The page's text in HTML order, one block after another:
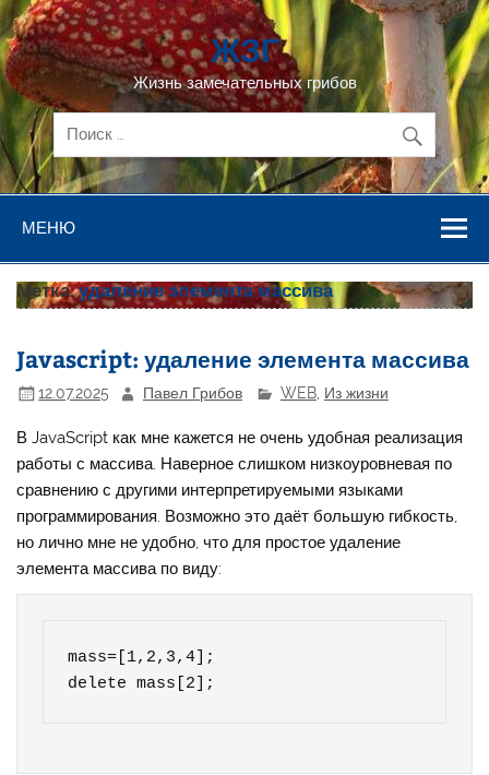
Перейти
к
содержимому
ЖЗГ
Жизнь замечательных грибов
МЕНЮ
Метка:удаление элемента массива
Javascript: удаление элемента массива
12.07.2025 Павел Грибов WEB, Из жизни
В JavaScript как мне кажется не очень удобная реализация
работы с массива. Наверное слишком низкоуровневая по
сравнению с другими интерпретируемыми языками
программирования. Возможно это даёт большую гибкость,
но лично мне не удобно, что для простое удаление
элемента массива по виду:
mass=[1,2,3,4];
delete mass[2];